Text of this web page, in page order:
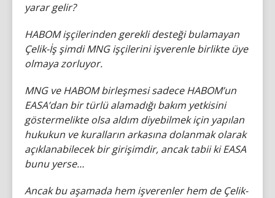
yarar gelir?
HABOM işçilerinden gerekli desteği bulamayan
Çelik-İş şimdi MNG işçilerini işverenle birlikte üye
olmaya zorluyor.
MNG ve HABOM birleşmesi sadece HABOM’un
EASA’dan bir türlü alamadığı bakım yetkisini
göstermelikte olsa aldım diyebilmek için yapılan
hukukun ve kuralların arkasına dolanmak olarak
açıklanabilecek bir girişimdir, ancak tabii ki EASA
bunu yerse…
Ancak bu aşamada hem işverenler hem de Çelik-